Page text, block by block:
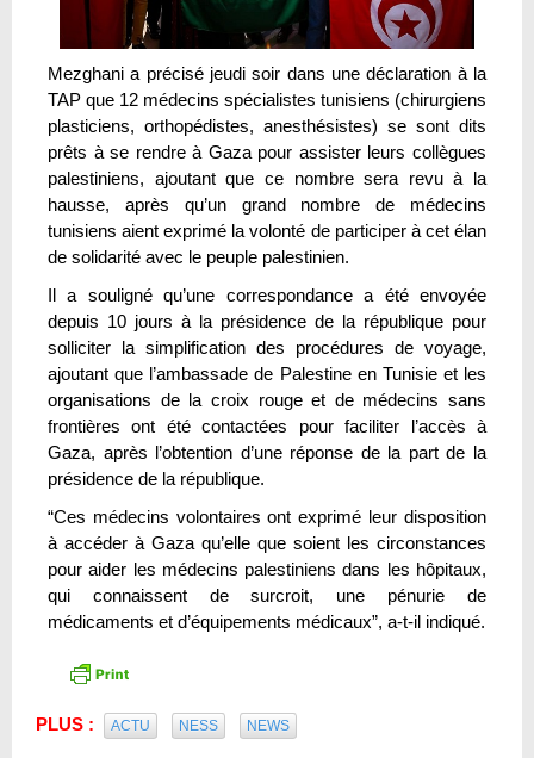
Mezghani a précisé jeudi soir dans une déclaration à la
TAP que 12 médecins spécialistes tunisiens (chirurgiens
plasticiens, orthopédistes, anesthésistes) se sont dits
prêts à se rendre à Gaza pour assister leurs collègues
palestiniens, ajoutant que ce nombre sera revu à la
hausse, après qu’un grand nombre de médecins
tunisiens aient exprimé la volonté de participer à cet élan
de solidarité avec le peuple palestinien.
Il a souligné qu’une correspondance a été envoyée
depuis 10 jours à la présidence de la république pour
solliciter la simplification des procédures de voyage,
ajoutant que l’ambassade de Palestine en Tunisie et les
organisations de la croix rouge et de médecins sans
frontières ont été contactées pour faciliter l’accès à
Gaza, après l’obtention d’une réponse de la part de la
présidence de la république.
“Ces médecins volontaires ont exprimé leur disposition
à accéder à Gaza qu’elle que soient les circonstances
pour aider les médecins palestiniens dans les hôpitaux,
qui connaissent de surcroit, une pénurie de
médicaments et d’équipements médicaux”, a-t-il indiqué.
PLUS : ACTU NESS NEWS